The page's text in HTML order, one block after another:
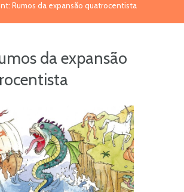
Rumos da expansão quatrocentista
da expansão